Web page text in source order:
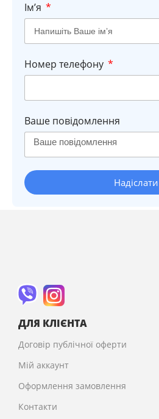
Імʼя
Номер телефону
Ваше повідомлення
Надіслати
ДЛЯ КЛІЄНТА
Договір публічної оферти
Мій аккаунт
Оформлення замовлення
Контакти